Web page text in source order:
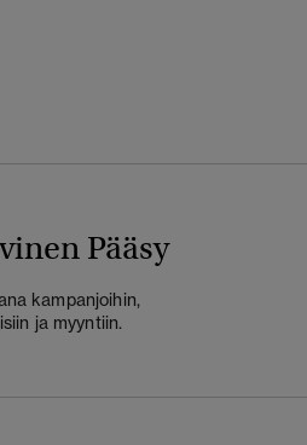
Pääsy
kampanjoihin,
ja myyntiin.